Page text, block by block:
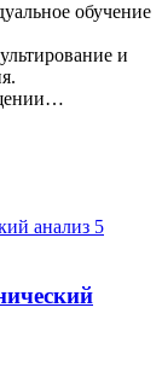
обучение
и